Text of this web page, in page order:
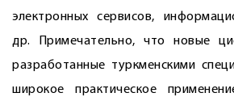
электронных сервисов,
др. Примечательно, что новые
разработанные туркменскими
широкое практическое